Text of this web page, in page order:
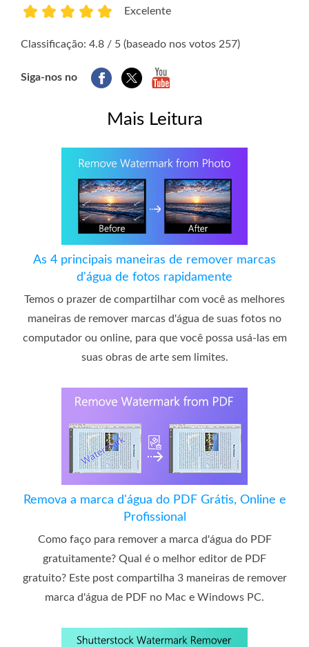
Excelente
Classificação: 4.8 / 5 (baseado nos votos 257)
Siga-nos no
Mais Leitura
As 4 principais maneiras de remover marcas
d'água de fotos rapidamente
Temos o prazer de compartilhar com você as melhores
maneiras de remover marcas d'água de suas fotos no
computador ou online, para que você possa usá-las em
suas obras de arte sem limites.
Remova a marca d'água do PDF Grátis, Online e
Profissional
Como faço para remover a marca d'água do PDF
gratuitamente? Qual é o melhor editor de PDF
gratuito? Este post compartilha 3 maneiras de remover
marca d'água de PDF no Mac e Windows PC.